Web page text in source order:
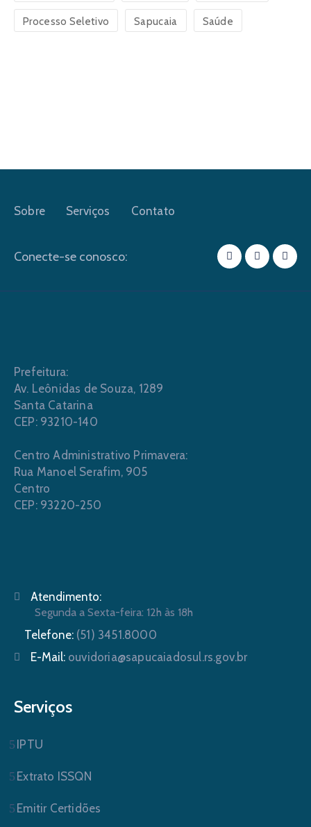
Processo Seletivo Sapucaia Saúde
Sobre Serviços Contato
Conecte-se conosco:
Prefeitura:
Av. Leônidas de Souza, 1289
Santa Catarina
CEP: 93210-140
Centro Administrativo Primavera:
Rua Manoel Serafim, 905
Centro
CEP: 93220-250
Atendimento:
Segunda a Sexta-feira: 12h às 18h
Telefone: (51) 3451.8000
E-Mail: ouvidoria@sapucaiadosul.rs.gov.br
Serviços
IPTU
Extrato ISSQN
Emitir Certidões